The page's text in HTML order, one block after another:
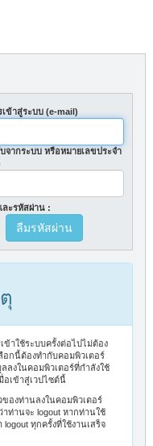
ข้าสู่ระบบ (e-mail)
จากระบบ หรือหมายเลขประจำ
ละรหัสผ่าน :
ลืมรหัสผ่าน
ข้าใช้ระบบครั้งต่อไปไม่ต้อง
อกนี้ต้องทำกับคอมพิวเตอร์
ลงในคอมพิวเตอร์ที่กำลังใช้
อเข้าสู่เวปไซต์นี้
องท่านลงในคอมพิวเตอร์
าท่านจะ logout หากท่านใช้
ทุกครั้งที่ใช้งานเสร็จ